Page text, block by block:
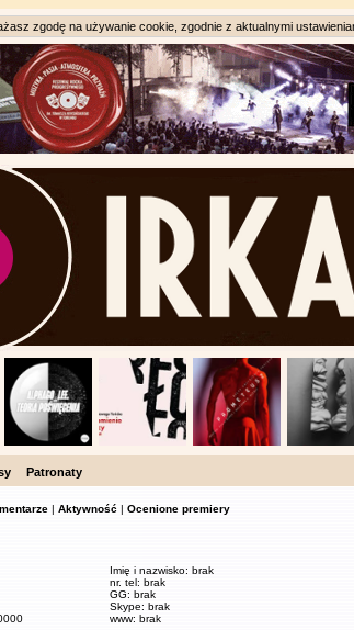
zgodę na używanie cookie, zgodnie z aktualnymi
Patronaty
| Aktywność | Ocenione premiery
Imię i nazwisko: brak
nr. tel: brak
GG: brak
Skype: brak
www: brak